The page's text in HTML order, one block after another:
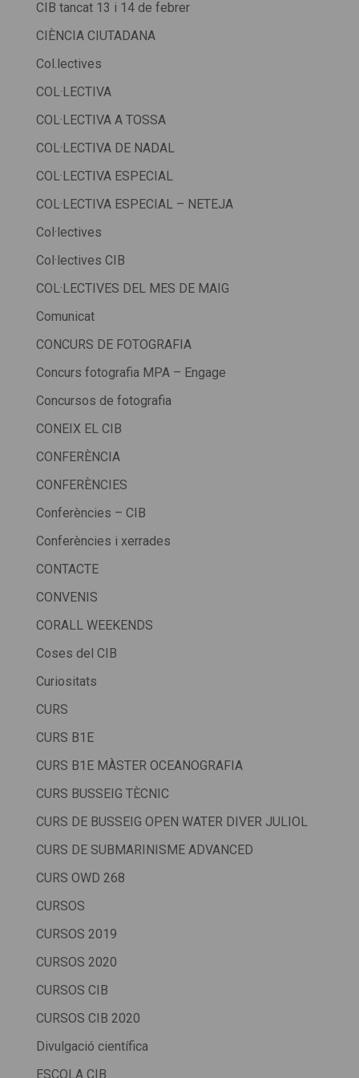
CIB tancat 13 i 14 de febrer
CIÈNCIA CIUTADANA
Col.lectives
COL·LECTIVA
COL·LECTIVA A TOSSA
COL·LECTIVA DE NADAL
COL·LECTIVA ESPECIAL
COL·LECTIVA ESPECIAL – NETEJA
Col·lectives
Col·lectives CIB
COL·LECTIVES DEL MES DE MAIG
Comunicat
CONCURS DE FOTOGRAFIA
Concurs fotografia MPA – Engage
Concursos de fotografia
CONEIX EL CIB
CONFERÈNCIA
CONFERÈNCIES
Conferències – CIB
Conferències i xerrades
CONTACTE
CONVENIS
CORALL WEEKENDS
Coses del CIB
Curiositats
CURS
CURS B1E
CURS B1E MÀSTER OCEANOGRAFIA
CURS BUSSEIG TÈCNIC
CURS DE BUSSEIG OPEN WATER DIVER JULIOL
CURS DE SUBMARINISME ADVANCED
CURS OWD 268
CURSOS
CURSOS 2019
CURSOS 2020
CURSOS CIB
CURSOS CIB 2020
Divulgació científica
ESCOLA CIB